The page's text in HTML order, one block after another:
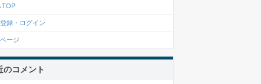
TOP
録・ログイン
ージ
のコメント